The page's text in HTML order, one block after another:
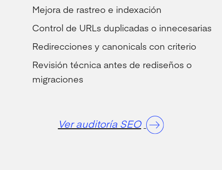
Mejora de rastreo e indexación
Control de URLs duplicadas o innecesarias
Redirecciones y canonicals con criterio
Revisión técnica antes de rediseños o
migraciones
Ver auditoría SEO